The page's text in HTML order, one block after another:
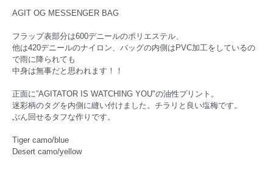
AGIT OG MESSENGER BAG
フラップ表部分は600デニールのポリエステル、
他は420デニールのナイロン、バッグの内側はPVC加工をしているの
で雨に降られても
中身は無事だと思われます！！
正面に”AGITATOR IS WATCHING YOU"の油性プリント。
迷彩柄のタグを内側に縫い付けました。チラリと良い塩梅です。
ぶん回せるタフな作りです。
Tiger camo/blue
Desert camo/yellow